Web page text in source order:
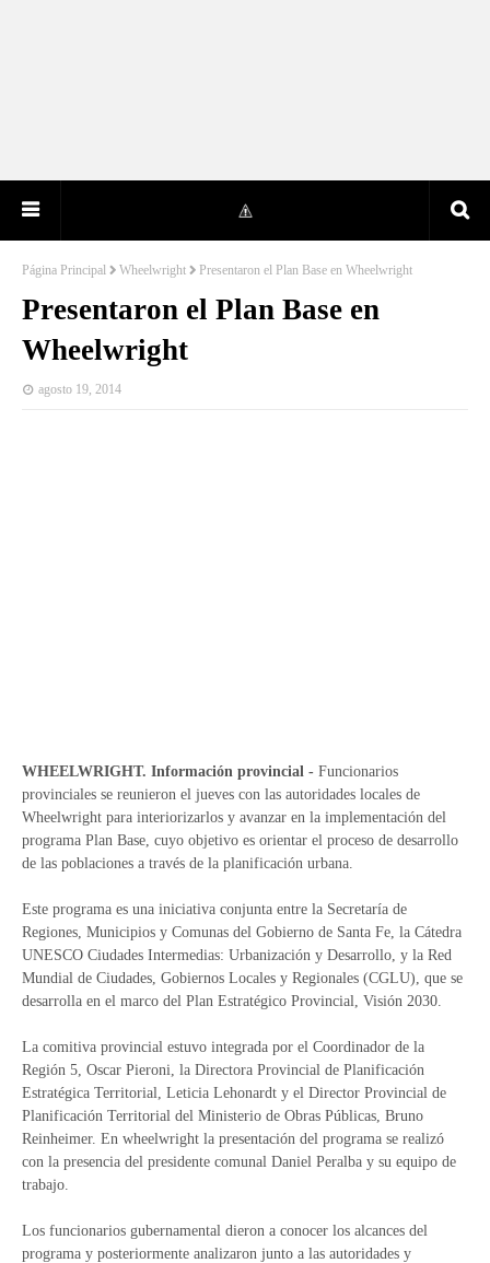
Página Principal Wheelwright Presentaron el Plan Base en Wheelwright
Presentaron el Plan Base en
Wheelwright
agosto 19, 2014
WHEELWRIGHT. Información provincial - Funcionarios
provinciales se reunieron el jueves con las autoridades locales de
Wheelwright para interiorizarlos y avanzar en la implementación del
programa Plan Base, cuyo objetivo es orientar el proceso de desarrollo
de las poblaciones a través de la planificación urbana.
Este programa es una iniciativa conjunta entre la Secretaría de
Regiones, Municipios y Comunas del Gobierno de Santa Fe, la Cátedra
UNESCO Ciudades Intermedias: Urbanización y Desarrollo, y la Red
Mundial de Ciudades, Gobiernos Locales y Regionales (CGLU), que se
desarrolla en el marco del Plan Estratégico Provincial, Visión 2030.
La comitiva provincial estuvo integrada por el Coordinador de la
Región 5, Oscar Pieroni, la Directora Provincial de Planificación
Estratégica Territorial, Leticia Lehonardt y el Director Provincial de
Planificación Territorial del Ministerio de Obras Públicas, Bruno
Reinheimer. En wheelwright la presentación del programa se realizó
con la presencia del presidente comunal Daniel Peralba y su equipo de
trabajo.
Los funcionarios gubernamental dieron a conocer los alcances del
programa y posteriormente analizaron junto a las autoridades y